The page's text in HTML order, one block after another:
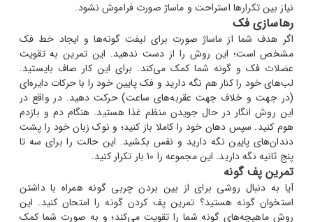
نیاز بین تکرارها استراحت و ماساژ صورت فراموش نشود.
رهاسازی فک
اگر هدف شما از ماساژ صورت برای لیفت گونه‌ها و ایجاد خط فک
مشخص است؛ این روش را از دست ندهید. این تمرین به تقویت
عضلات فک و گونه شما کمک می‌کند. برای این کار صاف بایستید.
لب‌های خود را کنار هم نگه دارید و فک پایین خود را با حرکات دایره‌ای
(در جهت و خلاف جهت عقربه‌های ساعت) حرکت دهید. در واقع در
این روش انگار در حال جویدن منظم غذا هستید. هنگام دم و بازدم
هوم کنید. سپس دهان خود را کاملا باز کنید؛ و نوک زبان خود را پشت
دندان‌های پایین نگه دارید و نفس بکشید. این حالت را برای سه تا
پنج ثانیه نگه دارید. این مجموعه را 10 بار تکرار کنید.
تمرین پف گونه
آیا به دنبال روشی برای از بین بردن چربی گونه همراه با داشتن
استخوان گونه هستید؟ تمرین پف کردن گونه را امتحان کنید. این
روش ماهیچه‌های گونه شما را تقویت می‌کند؛ و به صورت شما کمک